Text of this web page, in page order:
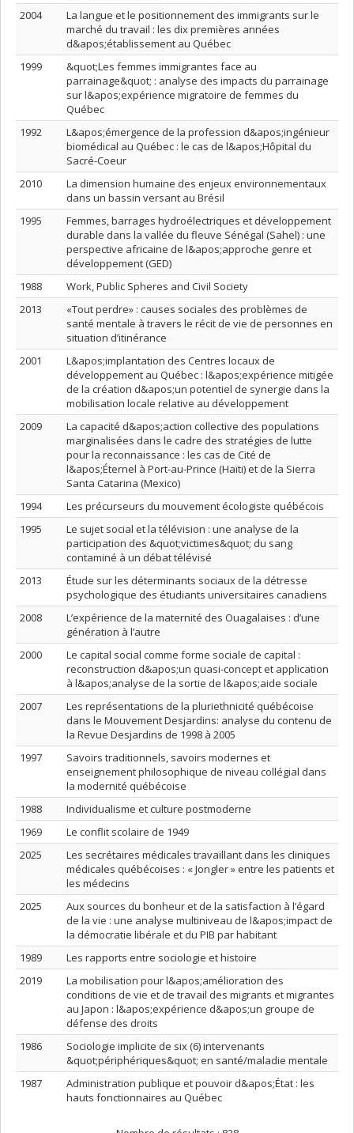
2004
La langue et le positionnement des immigrants sur le
marché du travail : les dix premières années
d&apos;établissement au Québec
1999
&quot;Les femmes immigrantes face au
parrainage&quot; : analyse des impacts du parrainage
sur l&apos;expérience migratoire de femmes du
Québec
1992
L&apos;émergence de la profession d&apos;ingénieur
biomédical au Québec : le cas de l&apos;Hôpital du
Sacré-Coeur
2010
La dimension humaine des enjeux environnementaux
dans un bassin versant au Brésil
1995
Femmes, barrages hydroélectriques et développement
durable dans la vallée du fleuve Sénégal (Sahel) : une
perspective africaine de l&apos;approche genre et
développement (GED)
1988
Work, Public Spheres and Civil Society
2013
«Tout perdre» : causes sociales des problèmes de
santé mentale à travers le récit de vie de personnes en
situation d’itinérance
2001
L&apos;implantation des Centres locaux de
développement au Québec : l&apos;expérience mitigée
de la création d&apos;un potentiel de synergie dans la
mobilisation locale relative au développement
2009
La capacité d&apos;action collective des populations
marginalisées dans le cadre des stratégies de lutte
pour la reconnaissance : les cas de Cité de
l&apos;Éternel à Port-au-Prince (Haïti) et de la Sierra
Santa Catarina (Mexico)
1994
Les précurseurs du mouvement écologiste québécois
1995
Le sujet social et la télévision : une analyse de la
participation des &quot;victimes&quot; du sang
contaminé à un débat télévisé
2013
Étude sur les déterminants sociaux de la détresse
psychologique des étudiants universitaires canadiens
2008
L’expérience de la maternité des Ouagalaises : d’une
génération à l’autre
2000
Le capital social comme forme sociale de capital :
reconstruction d&apos;un quasi-concept et application
à l&apos;analyse de la sortie de l&apos;aide sociale
2007
Les représentations de la pluriethnicité québécoise
dans le Mouvement Desjardins: analyse du contenu de
la Revue Desjardins de 1998 à 2005
1997
Savoirs traditionnels, savoirs modernes et
enseignement philosophique de niveau collégial dans
la modernité québécoise
1988
Individualisme et culture postmoderne
1969
Le conflit scolaire de 1949
2025
Les secrétaires médicales travaillant dans les cliniques
médicales québécoises : « Jongler » entre les patients et
les médecins
2025
Aux sources du bonheur et de la satisfaction à l’égard
de la vie : une analyse multiniveau de l&apos;impact de
la démocratie libérale et du PIB par habitant
1989
Les rapports entre sociologie et histoire
2019
La mobilisation pour l&apos;amélioration des
conditions de vie et de travail des migrants et migrantes
au Japon : l&apos;expérience d&apos;un groupe de
défense des droits
1986
Sociologie implicite de six (6) intervenants
&quot;périphériques&quot; en santé/maladie mentale
1987
Administration publique et pouvoir d&apos;État : les
hauts fonctionnaires au Québec